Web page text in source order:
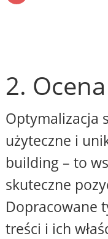
2.
Optymalizacja
użyteczne i
building – to
skuteczne
Dopracowane
treści i ich